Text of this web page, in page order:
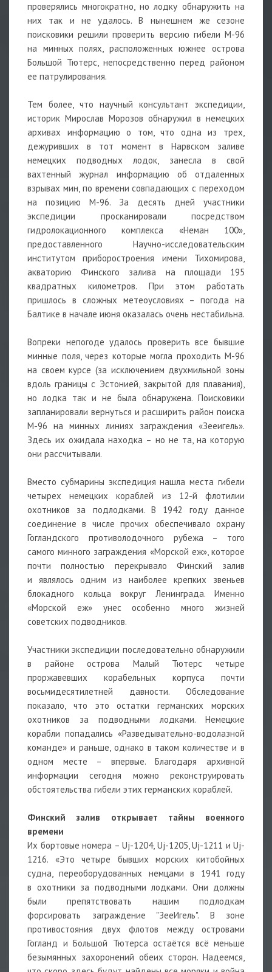
проверялись многократно, но лодку обнаружить на
них так и не удалось. В нынешнем же сезоне
поисковики решили проверить версию гибели М-96
на минных полях, расположенных южнее острова
Большой Тютерс, непосредственно перед районом
ее патрулирования.
Тем более, что научный консультант экспедиции,
историк Мирослав Морозов обнаружил в немецких
архивах информацию о том, что одна из трех,
дежуривших в тот момент в Нарвском заливе
немецких подводных лодок, занесла в свой
вахтенный журнал информацию об отдаленных
взрывах мин, по времени совпадающих с переходом
на позицию М-96. За десять дней участники
экспедиции просканировали посредством
гидролокационного комплекса «Неман 100»,
предоставленного Научно-исследовательским
институтом приборостроения имени Тихомирова,
акваторию Финского залива на площади 195
квадратных километров. При этом работать
пришлось в сложных метеоусловиях – погода на
Балтике в начале июня оказалась очень нестабильна.
Вопреки непогоде удалось проверить все бывшие
минные поля, через которые могла проходить М-96
на своем курсе (за исключением двухмильной зоны
вдоль границы с Эстонией, закрытой для плавания),
но лодка так и не была обнаружена. Поисковики
запланировали вернуться и расширить район поиска
М-96 на минных линиях заграждения «Зееигель».
Здесь их ожидала находка – но не та, на которую
они рассчитывали.
Вместо субмарины экспедиция нашла места гибели
четырех немецких кораблей из 12-й флотилии
охотников за подлодками. В 1942 году данное
соединение в числе прочих обеспечивало охрану
Гогландского противолодочного рубежа – того
самого минного заграждения «Морской еж», которое
почти полностью перекрывало Финский залив
и являлось одним из наиболее крепких звеньев
блокадного кольца вокруг Ленинграда. Именно
«Морской еж» унес особенно много жизней
советских подводников.
Участники экспедиции последовательно обнаружили
в районе острова Малый Тютерс четыре
проржавевших корабельных корпуса почти
восьмидесятилетней давности. Обследование
показало, что это остатки германских морских
охотников за подводными лодками. Немецкие
корабли попадались «Разведывательно-водолазной
команде» и раньше, однако в таком количестве и в
одном месте – впервые. Благодаря архивной
информации сегодня можно реконструировать
обстоятельства гибели этих германских кораблей.
Финский залив открывает тайны военного
времени
Их бортовые номера – Uj-1204, Uj-1205, Uj-1211 и Uj-
1216. «Это четыре бывших морских китобойных
судна, переоборудованных немцами в 1941 году
в охотники за подводными лодками. Они должны
были препятствовать нашим подлодкам
форсировать заграждение "ЗееИгель". В зоне
противостояния двух флотов между островами
Гогланд и Большой Тютерса остаëтся всë меньше
безымянных захоронений обеих сторон. Надеемся,